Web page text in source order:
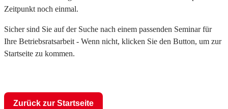
Zeitpunkt noch einmal.
Sicher sind Sie auf der Suche nach einem passenden Seminar für
Ihre Betriebsratsarbeit - Wenn nicht, klicken Sie den Button, um zur
Startseite zu kommen.
Zurück zur Startseite